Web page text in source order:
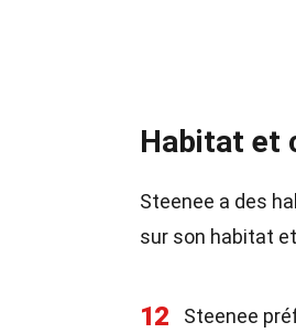
Habitat et
Steenee a des
sur son habitat
12
Steenee